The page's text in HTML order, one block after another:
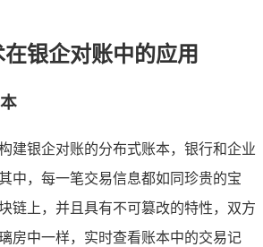
在银企对账中的应用
建银企对账的分布式账本，银行和企业
中，每一笔交易信息都如同珍贵的宝
链上，并且具有不可篡改的特性，双方
房中一样，实时查看账本中的交易记